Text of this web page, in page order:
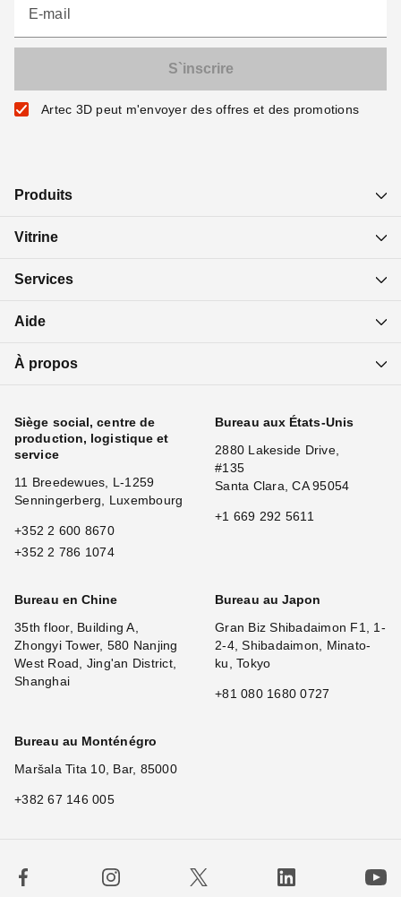
E-mail
Artec 3D peut m'envoyer des offres et des promotions
Produits
Vitrine
Services
Aide
À propos
Siège social, centre de
production, logistique et
service
11 Breedewues, L-1259
Senningerberg, Luxembourg
+352 2 600 8670
+352 2 786 1074
Bureau aux États-Unis
2880 Lakeside Drive,
#135
Santa Clara, CA 95054
+1 669 292 5611
Bureau en Chine
35th floor, Building A,
Zhongyi Tower, 580 Nanjing
West Road, Jing'an District,
Shanghai
Bureau au Japon
Gran Biz Shibadaimon F1, 1-
2-4, Shibadaimon, Minato-
ku, Tokyo
+81 080 1680 0727
Bureau au Monténégro
Maršala Tita 10, Bar, 85000
+382 67 146 005